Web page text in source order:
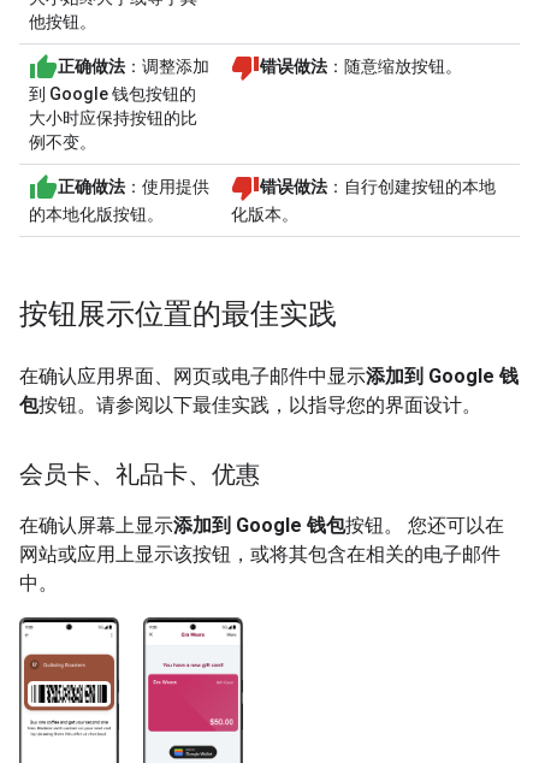
他按钮。
正确做法 ：调整添加
到 Google 钱包按钮的
大小时应保持按钮的比
例不变。
错误做法 ：随意缩放按钮。
正确做法 ：使用提供
的本地化版按钮。
错误做法 ：自行创建按钮的本地
化版本。
按钮展示位置的最佳实践
在确认应用界面、网页或电子邮件中显示添加到 Google 钱
包按钮。请参阅以下最佳实践，以指导您的界面设计。
会员卡、礼品卡、优惠
在确认屏幕上显示添加到 Google 钱包按钮。 您还可以在
网站或应用上显示该按钮，或将其包含在相关的电子邮件
中。